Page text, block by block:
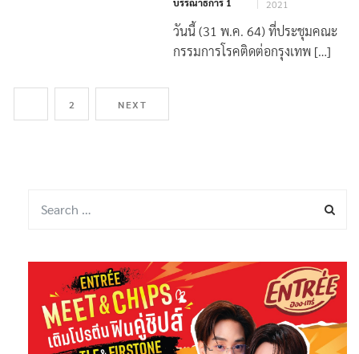
บรรณาธิการ 1
2021
วันนี้ (31 พ.ค. 64) ที่ประชุมคณะ
กรรมการโรคติดต่อกรุงเทพ […]
2 NEXT